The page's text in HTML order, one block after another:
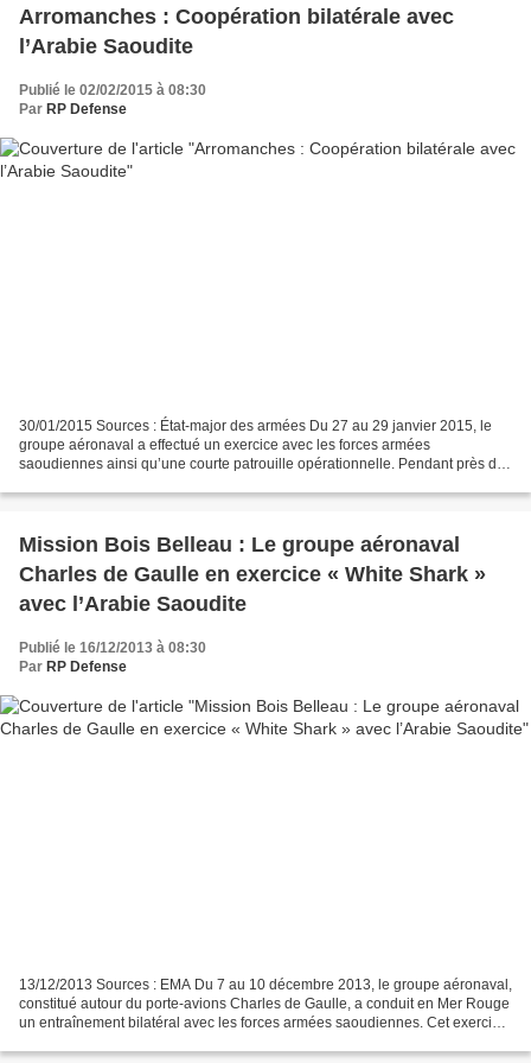
Arromanches : Coopération bilatérale avec
l’Arabie Saoudite
Publié le 02/02/2015 à 08:30
Par RP Defense
30/01/2015 Sources : État-major des armées Du 27 au 29 janvier 2015, le
groupe aéronaval a effectué un exercice avec les forces armées
saoudiennes ainsi qu’une courte patrouille opérationnelle. Pendant près de
Mission Bois Belleau : Le groupe aéronaval
Charles de Gaulle en exercice « White Shark »
avec l’Arabie Saoudite
Publié le 16/12/2013 à 08:30
Par RP Defense
13/12/2013 Sources : EMA Du 7 au 10 décembre 2013, le groupe aéronaval,
constitué autour du porte-avions Charles de Gaulle, a conduit en Mer Rouge
un entraînement bilatéral avec les forces armées saoudiennes. Cet exercice